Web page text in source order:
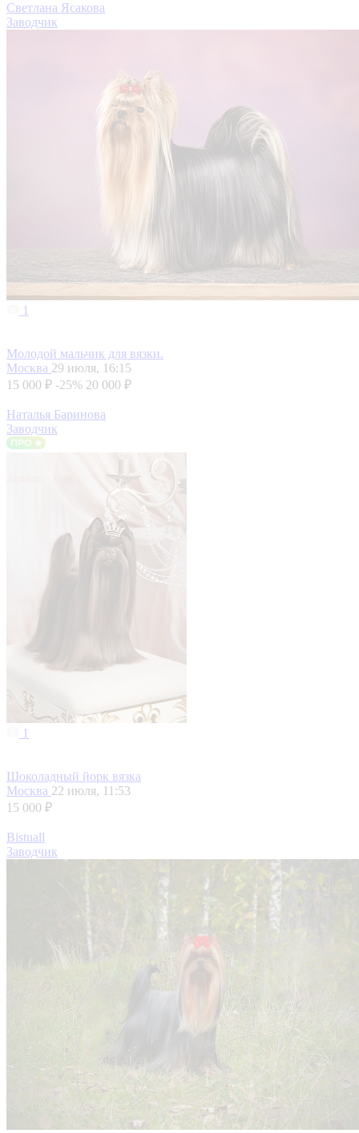
Светлана Ясакова
Заводчик
1
Молодой мальчик для вязки.
Москва 29 июля, 16:15
15 000 ₽ -25% 20 000 ₽
Наталья Баринова
Заводчик
1
Шоколадный йорк вязка
Москва 22 июля, 11:53
15 000 ₽
Bistuall
Заводчик